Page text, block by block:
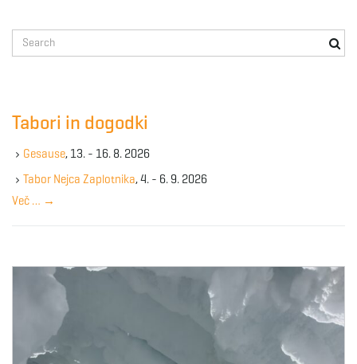
e
e
y
w
r
Tabori in dogodki
Gesause, 13. - 16. 8. 2026
Tabor Nejca Zaplotnika, 4. - 6. 9. 2026
Več … →